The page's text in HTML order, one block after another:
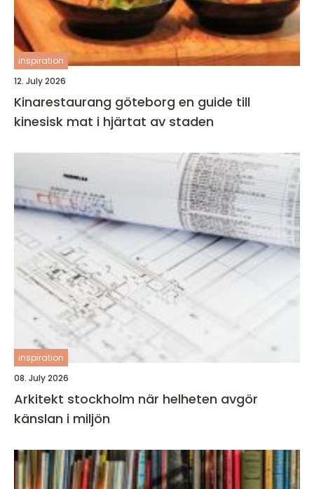
inspiration
12. July 2026
Kinarestaurang göteborg en guide till
kinesisk mat i hjärtat av staden
inspiration
08. July 2026
Arkitekt stockholm när helheten avgör
känslan i miljön